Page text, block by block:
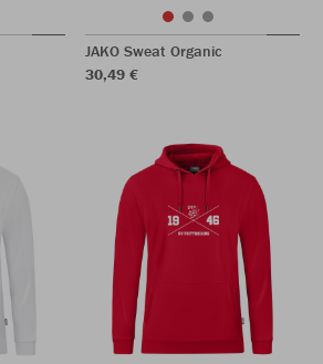
JAKO Sweat Organic
30,49 €